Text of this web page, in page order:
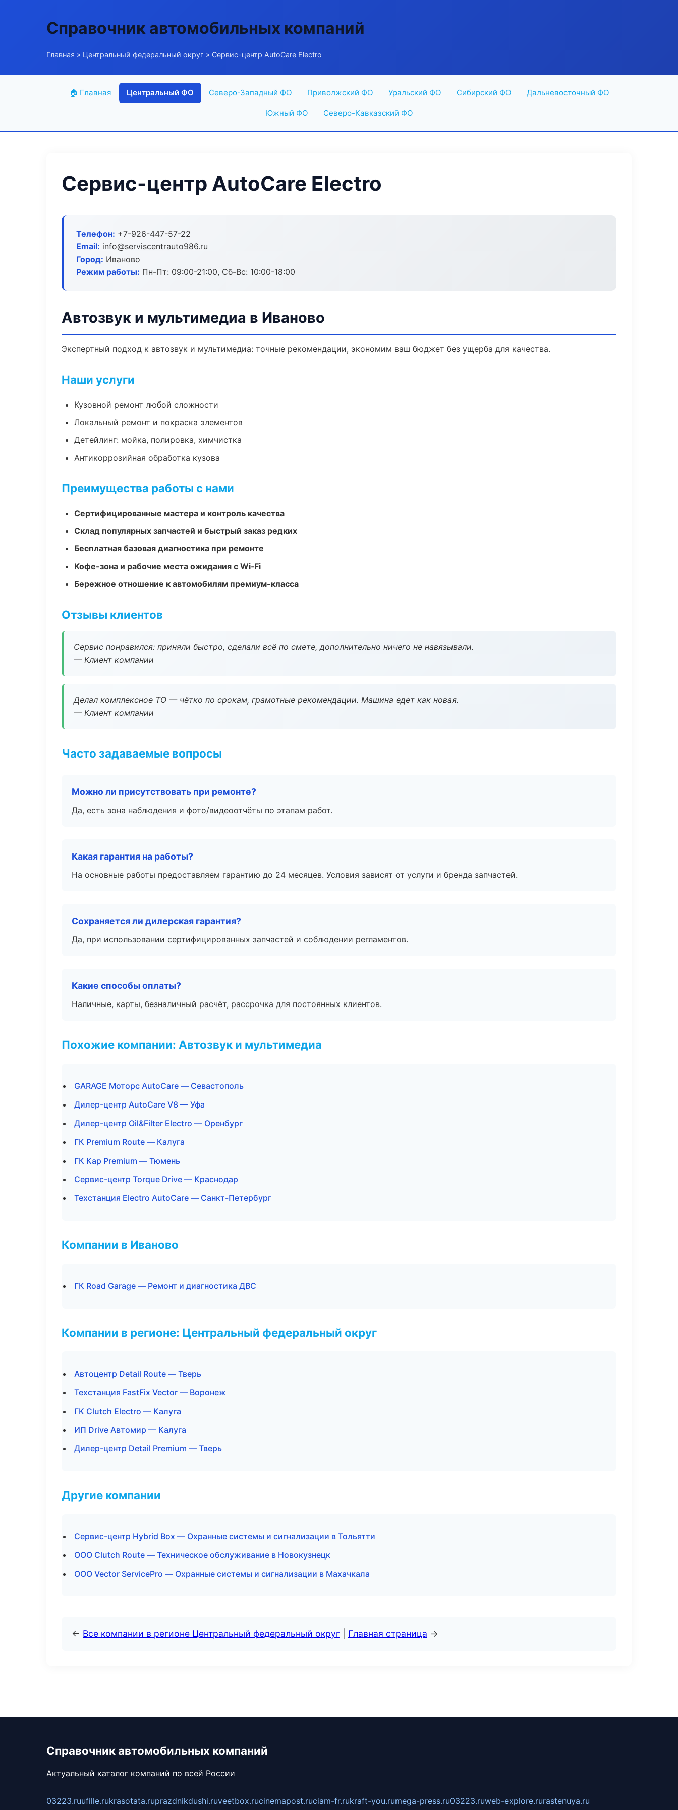
Справочник автомобильных компаний
Главная » Центральный федеральный округ » Сервис-центр AutoCare Electro
🏠 Главная Центральный ФО Северо-Западный ФО Приволжский ФО Уральский ФО Сибирский ФО Дальневосточный ФО
Южный ФО Северо-Кавказский ФО
Сервис-центр AutoCare Electro
Телефон: +7-926-447-57-22
Email: info@serviscentrauto986.ru
Город: Иваново
Режим работы: Пн-Пт: 09:00-21:00, Сб-Вс: 10:00-18:00
Автозвук и мультимедиа в Иваново
Экспертный подход к автозвук и мультимедиа: точные рекомендации, экономим ваш бюджет без ущерба для качества.
Наши услуги
Кузовной ремонт любой сложности
Локальный ремонт и покраска элементов
Детейлинг: мойка, полировка, химчистка
Антикоррозийная обработка кузова
Преимущества работы с нами
Сертифицированные мастера и контроль качества
Склад популярных запчастей и быстрый заказ редких
Бесплатная базовая диагностика при ремонте
Кофе-зона и рабочие места ожидания с Wi‑Fi
Бережное отношение к автомобилям премиум-класса
Отзывы клиентов
Сервис понравился: приняли быстро, сделали всё по смете, дополнительно ничего не навязывали.
— Клиент компании
Делал комплексное ТО — чётко по срокам, грамотные рекомендации. Машина едет как новая.
— Клиент компании
Часто задаваемые вопросы
Можно ли присутствовать при ремонте?
Да, есть зона наблюдения и фото/видеоотчёты по этапам работ.
Какая гарантия на работы?
На основные работы предоставляем гарантию до 24 месяцев. Условия зависят от услуги и бренда запчастей.
Сохраняется ли дилерская гарантия?
Да, при использовании сертифицированных запчастей и соблюдении регламентов.
Какие способы оплаты?
Наличные, карты, безналичный расчёт, рассрочка для постоянных клиентов.
Похожие компании: Автозвук и мультимедиа
GARAGE Моторс AutoCare — Севастополь
Дилер-центр AutoCare V8 — Уфа
Дилер-центр Oil&Filter Electro — Оренбург
ГК Premium Route — Калуга
ГК Кар Premium — Тюмень
Сервис-центр Torque Drive — Краснодар
Техстанция Electro AutoCare — Санкт-Петербург
Компании в Иваново
ГК Road Garage — Ремонт и диагностика ДВС
Компании в регионе: Центральный федеральный округ
Автоцентр Detail Route — Тверь
Техстанция FastFix Vector — Воронеж
ГК Clutch Electro — Калуга
ИП Drive Автомир — Калуга
Дилер-центр Detail Premium — Тверь
Другие компании
Сервис-центр Hybrid Box — Охранные системы и сигнализации в Тольятти
ООО Clutch Route — Техническое обслуживание в Новокузнецк
ООО Vector ServicePro — Охранные системы и сигнализации в Махачкала
← Все компании в регионе Центральный федеральный округ Главная страница →
Справочник автомобильных компаний
Актуальный каталог компаний по всей России
03223.ruufille.rukrasotata.ruprazdnikdushi.ruveetbox.rucinemapost.ruciam-fr.rukraft-you.rumega-press.ru03223.ruweb-explore.rurastenuya.ru